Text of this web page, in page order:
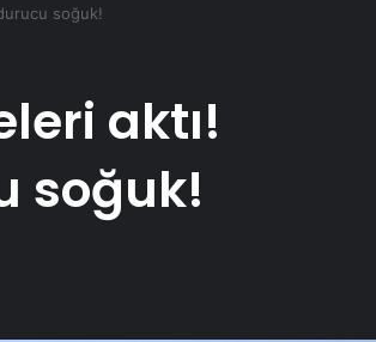
soğuk!
aktı!
soğuk!